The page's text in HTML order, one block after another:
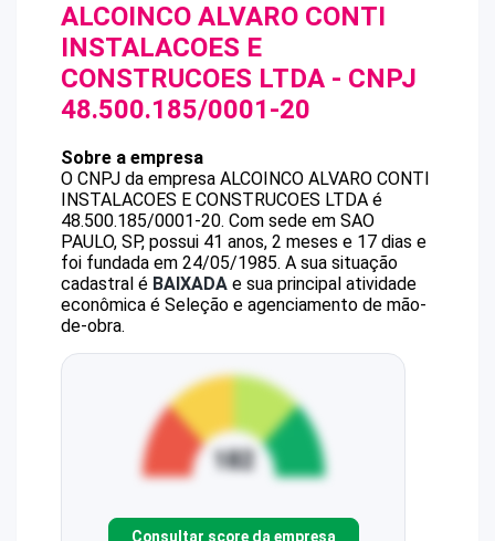
ALCOINCO ALVARO CONTI
INSTALACOES E
CONSTRUCOES LTDA - CNPJ
48.500.185/0001-20
Sobre a empresa
O CNPJ da empresa ALCOINCO ALVARO CONTI
INSTALACOES E CONSTRUCOES LTDA é
48.500.185/0001-20. Com sede em SAO
PAULO, SP, possui 41 anos, 2 meses e 17 dias e
foi fundada em 24/05/1985. A sua situação
cadastral é BAIXADA e sua principal atividade
econômica é Seleção e agenciamento de mão-
de-obra.
Consultar score da empresa